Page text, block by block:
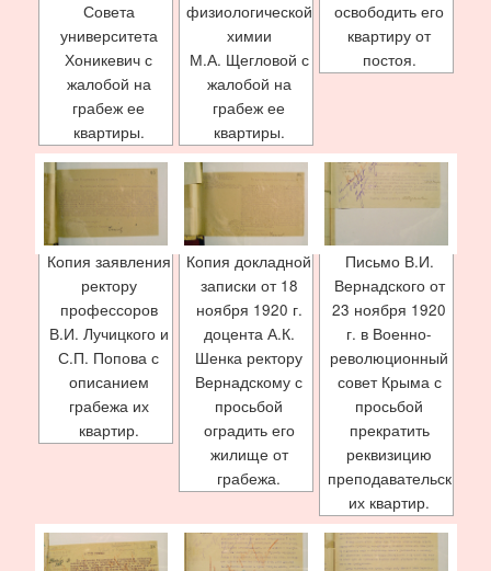
Совета
университета
Хоникевич с
жалобой на
грабеж ее
квартиры.
физиологической
химии
М.А. Щегловой с
жалобой на
грабеж ее
квартиры.
освободить его
квартиру от
постоя.
Копия заявления
ректору
профессоров
В.И. Лучицкого и
С.П. Попова с
описанием
грабежа их
квартир.
Копия докладной
записки от 18
ноября 1920 г.
доцента А.К.
Шенка ректору
Вернадскому с
просьбой
оградить его
жилище от
грабежа.
Письмо В.И.
Вернадского от
23 ноября 1920
г. в Военно-
революционный
совет Крыма с
просьбой
прекратить
реквизицию
преподавательск
их квартир.